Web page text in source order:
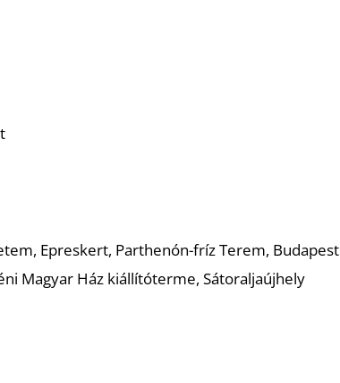
Epreskert, Parthenón-fríz Terem, Budapest
Magyar Ház kiállítóterme, Sátoraljaújhely